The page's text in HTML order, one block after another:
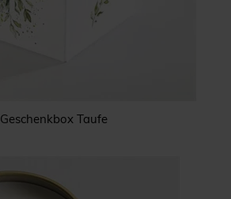
Geschenkbox Taufe